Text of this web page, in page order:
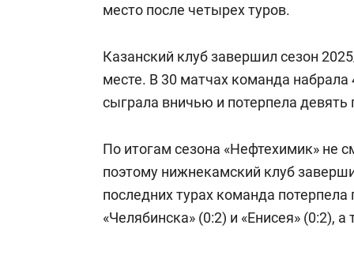
место после четырех туров.
Казанский клуб завершил сезон
месте. В 30 матчах команда
сыграла вничью и потерпела девять
По итогам сезона «Нефтехимик» не
поэтому нижнекамский клуб
последних турах команда
«Челябинска» (0:2) и «Енисея» (0:2),